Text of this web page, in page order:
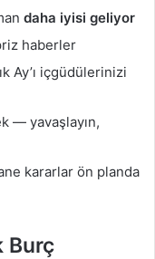
daha iyisi geliyor
haberler
Ay’ı içgüdülerinizi
— yavaşlayın,
kararlar ön planda
Burç